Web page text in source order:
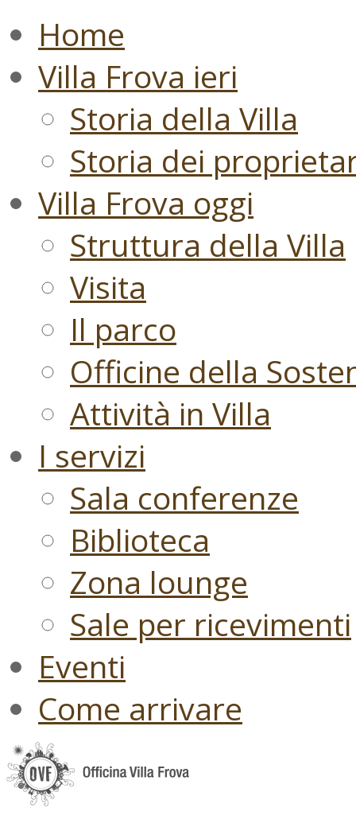
Home
Villa Frova ieri
Storia della Villa
Storia dei
Villa Frova oggi
Struttura della Villa
Visita
Il parco
Officine della
Attività in Villa
I servizi
Sala conferenze
Biblioteca
Zona lounge
Sale per ricevimenti
Eventi
Come arrivare